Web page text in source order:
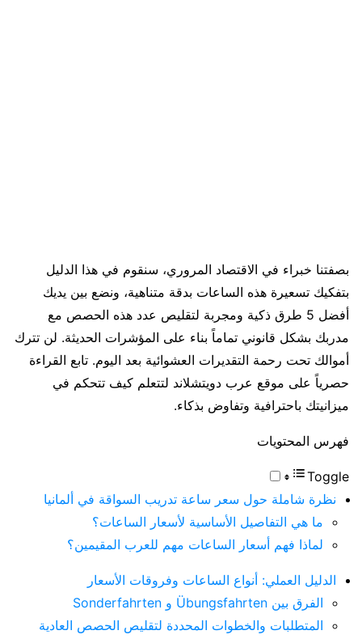
بصفتنا خبراء في الاقتصاد المروري، سنقوم في هذا الدليل
بتفكيك تسعيرة هذه الساعات بدقة متناهية، ونضع بين يديك
أفضل 5 طرق ذكية ومجربة لتقليص عدد هذه الحصص مع
مدربك بشكل قانوني تماماً بناء على المؤشرات الحديثة. لن تترك
أموالك تحت رحمة التقديرات العشوائية بعد اليوم. تابع القراءة
حصرياً على موقع عرب دويتشلاند لتتعلم كيف تتحكم في
ميزانيتك باحترافية وتفاوض بذكاء.
فهرس المحتويات
Toggle
نظرة شاملة حول سعر ساعة تدريب السواقة في ألمانيا
ما هي التفاصيل الأساسية لأسعار الساعات؟
لماذا فهم أسعار الساعات مهم للعرب المقيمين؟
الدليل العملي: أنواع الساعات وفروقات الأسعار
الفرق بين Übungsfahrten و Sonderfahrten
المتطلبات والخطوات المحددة لتقليص الحصص العادية